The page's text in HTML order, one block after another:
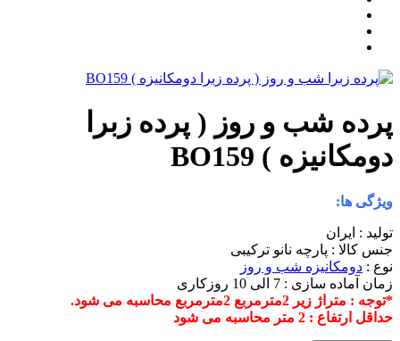
پرده شب و روز ( پرده زبرا
دومکانیزه ) BO159
ویژگی ها:
تولید : ایران
جنس کالا : پارچه نانو ترکیبی
نوع : دومکانیزه شب و روز
زمان آماده سازی : 7 الی 10 روزکاری
*توجه : متراژ زیر 2مترمربع 2مترمربع محاسبه می شود.
حداقل ارتفاع : 2 متر محاسبه می شود